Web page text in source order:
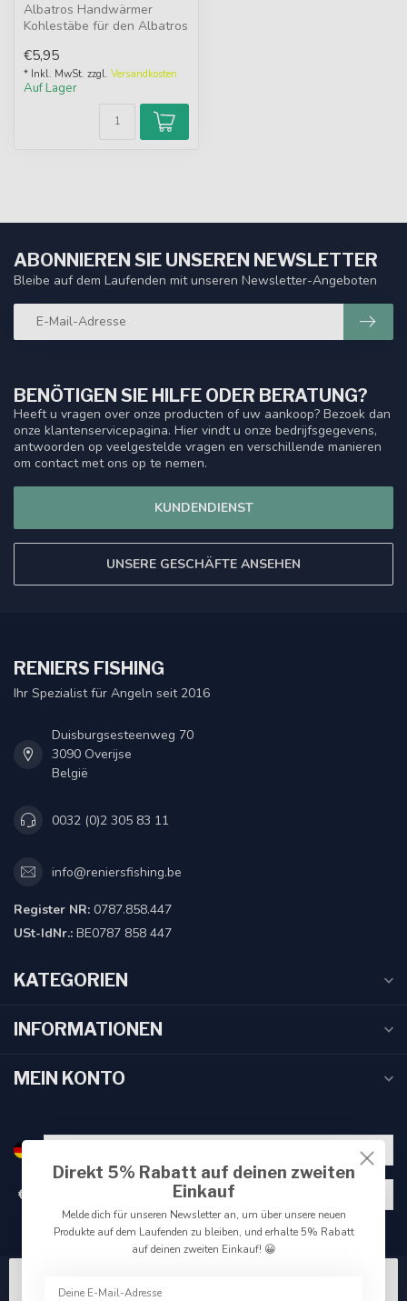
Albatros Handwärmer
Kohlestäbe für den Albatros
Ko...
€5,95
* Inkl. MwSt. zzgl. Versandkosten
Auf Lager
BENÖTIGEN SIE HILFE ODER BERATUNG?
Heeft u vragen over onze producten of uw aankoop? Bezoek dan
onze klantenservicepagina. Hier vindt u onze bedrijfsgegevens,
antwoorden op veelgestelde vragen en verschillende manieren
om contact met ons op te nemen.
KUNDENDIENST
UNSERE GESCHÄFTE ANSEHEN
ABONNIEREN SIE UNSEREN NEWSLETTER
Bleibe auf dem Laufenden mit unseren Newsletter-Angeboten
RENIERS FISHING
Ihr Spezialist für Angeln seit 2016
Duisburgsesteenweg 70
3090 Overijse
België
0032 (0)2 305 83 11
info@reniersfishing.be
Register NR: 0787.858.447
USt-IdNr.: BE0787 858 447
KATEGORIEN
INFORMATIONEN
MEIN KONTO
€
Direkt 5% Rabatt auf deinen zweiten
Einkauf
Melde dich für unseren Newsletter an, um über unsere neuen
Produkte auf dem Laufenden zu bleiben, und erhalte 5% Rabatt
auf deinen zweiten Einkauf! 😀